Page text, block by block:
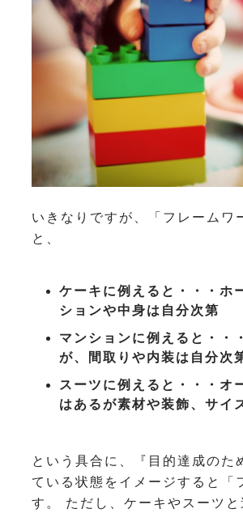
いきなりですが、「フレーム
と、
ケーキに例えると・・・ホ
ションや中身は自分次第
マンションに例えると・・
が、間取りや内装は自分次
スーツに例えると・・・オ
はあるが素材や装飾、サイ
という具合に、『目的達成の
ている状態をイメージすると
す。 ただし、ケーキやスーツ